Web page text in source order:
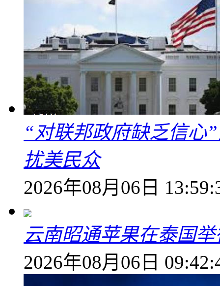
“对联邦政府缺乏信心
扰美民众
2026年08月06日
云南昭通苹果在泰国
2026年08月06日